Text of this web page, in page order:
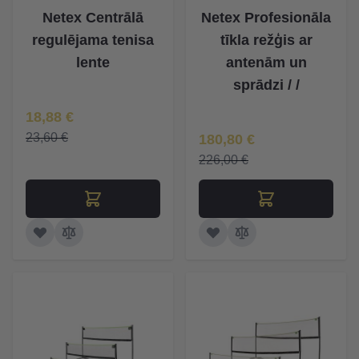
Netex Centrālā
regulējama tenisa
lente
Īpaša Cena
18,88 €
23,60 €
Netex Profesionāla
tīkla režģis ar
antenām un
sprādzi / /
Īpaša Cena
180,80 €
226,00 €